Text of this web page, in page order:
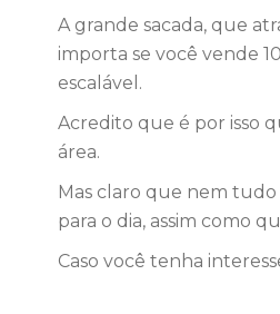
A grande sacada, que
importa se você vende
escalável.
Acredito que é por isso
área.
Mas claro que nem
para o dia, assim como
Caso você tenha